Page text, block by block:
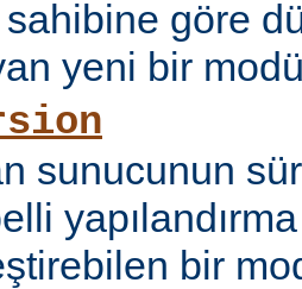
göre
yeni bir
sunucunun
yapılandırma
bir